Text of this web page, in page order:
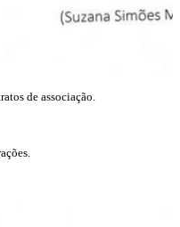
de associação.